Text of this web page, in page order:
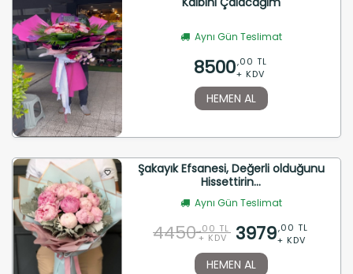
Aynı Gün Teslimat
8500,00 TL
+ KDV
HEMEN AL
Şakayık Efsanesi, Değerli olduğunu
Hissettirin...
Aynı Gün Teslimat
4450 ,00 TL
+ KDV 3979,00 TL
+ KDV
HEMEN AL